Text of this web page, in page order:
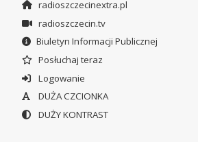
radioszczecinextra.pl
radioszczecin.tv
Biuletyn Informacji Publicznej
Posłuchaj teraz
Logowanie
DUŻA CZCIONKA
DUŻY KONTRAST